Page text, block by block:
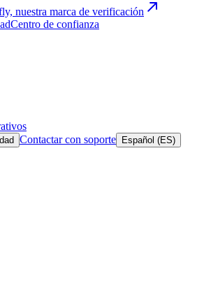
nuestra marca de verificación
Centro de confianza
Contactar con soporte Español (ES)